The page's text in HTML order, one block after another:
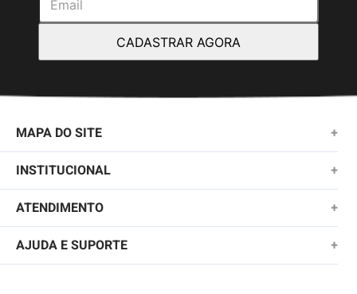
CADASTRAR AGORA
MAPA DO SITE +
NOVIDADES
MASCULINO
KIDS
FEMININO
INSTITUCIONAL +
SOBRE NÓS
TROCAS E DEVOLUÇÕES
POLÍTICA DE ENTREGA
ATENDIMENTO +
(11)2010-1028
AJUDA E SUPORTE +